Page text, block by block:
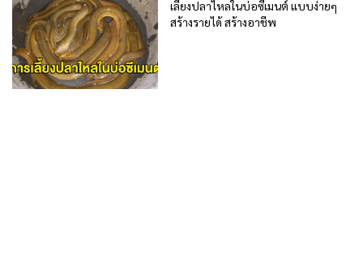
เลี้ยงปลาไหลในบ่อซีเมนต์ แบบง่ายๆ
สร้างรายได้ สร้างอาชีพ